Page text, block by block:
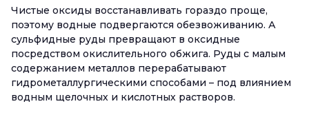
Чистые оксиды восстанавливать гораздо проще,
поэтому водные подвергаются обезвоживанию. А
сульфидные руды превращают в оксидные
посредством окислительного обжига. Руды с малым
содержанием металлов перерабатывают
гидрометаллургическими способами – под влиянием
водным щелочных и кислотных растворов.